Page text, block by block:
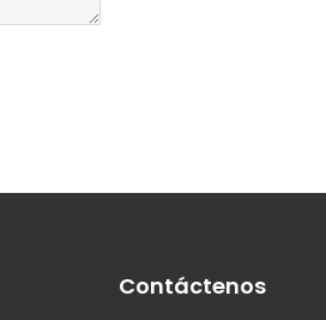
Contáctenos